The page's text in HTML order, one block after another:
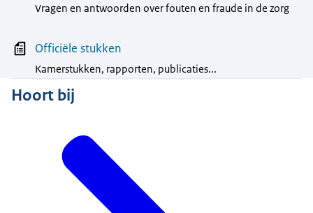
Vragen en antwoorden over fouten en fraude in de zorg
Officiële stukken
Kamerstukken, rapporten, publicaties...
Hoort bij